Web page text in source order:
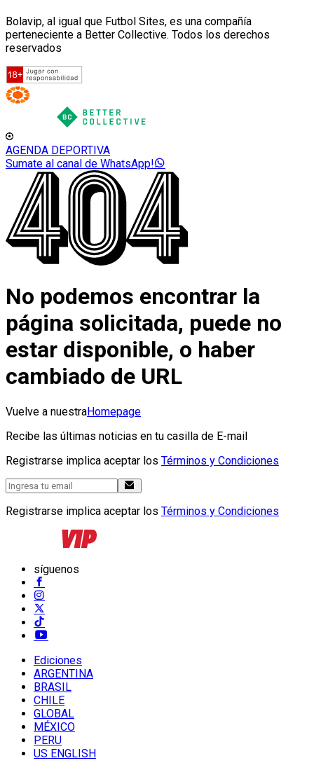
Bolavip, al igual que Futbol Sites, es una compañía
perteneciente a Better Collective. Todos los derechos
reservados
AGENDA DEPORTIVA
Sumate al canal de WhatsApp!
No podemos encontrar la
página solicitada, puede no
estar disponible, o haber
cambiado de URL
Vuelve a nuestraHomepage
Recibe las últimas noticias en tu casilla de E-mail
Registrarse implica aceptar los Términos y Condiciones
Registrarse implica aceptar los Términos y Condiciones
síguenos
Ediciones
ARGENTINA
BRASIL
CHILE
GLOBAL
MÉXICO
PERU
US ENGLISH